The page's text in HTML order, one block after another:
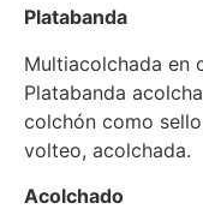
Platabanda
Multiacolchada en
Platabanda
colchón como
volteo, acolchada.
Acolchado